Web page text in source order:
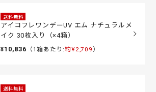
送料無料
アイコフレワンデーUV エム ナチュラルメ
イク 30枚入り（×4箱）
¥10,836 （1箱あたり:約¥2,709 ）
送料無料